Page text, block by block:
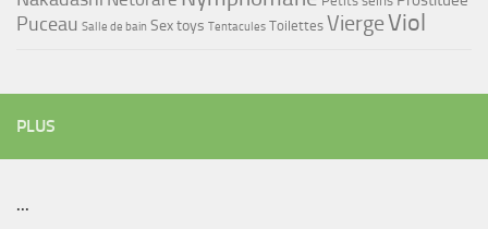
Puceau Salle de bain Sex toys Tentacules Toilettes ViergeViol
PLUS
...